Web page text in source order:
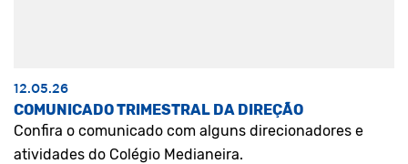
12.05.26
COMUNICADO TRIMESTRAL DA DIREÇÃO
Confira o comunicado com alguns direcionadores e
atividades do Colégio Medianeira.